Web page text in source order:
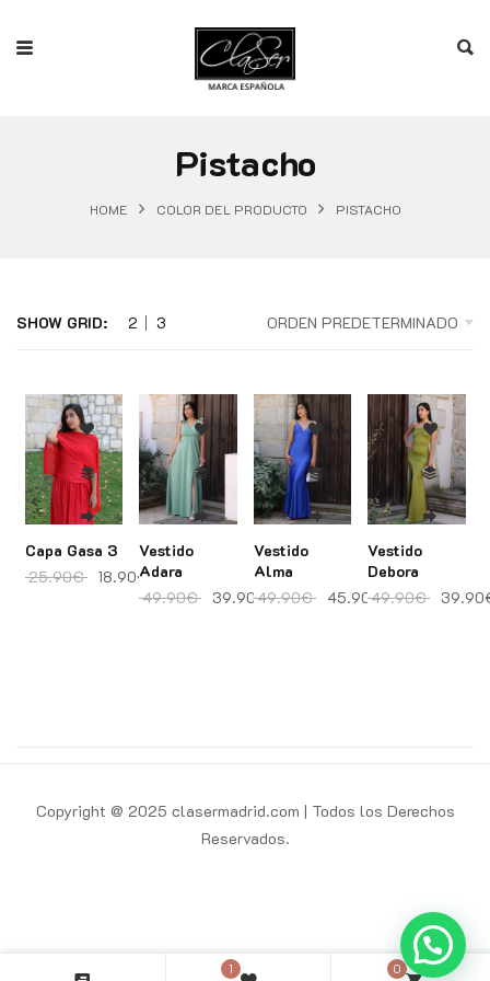
1 0
Pistacho
HOME COLOR DEL PRODUCTO PISTACHO
SHOW GRID: 2 3 ORDEN PREDETERMINADO
Capa Gasa 3
25.90€ El precio original era: 25.90€.
18.90€El precio actual es: 18.90€.
Vestido
Adara
49.90€ El precio original era: 49.90€.
39.90€El precio actual es: 39.90€.
Vestido
Alma
49.90€ El precio original era:
45.90€El precio
Vestido
Debora
49.90€ El
39.90
Copyright @ 2025 clasermadrid.com | Todos los Derechos
Reservados.